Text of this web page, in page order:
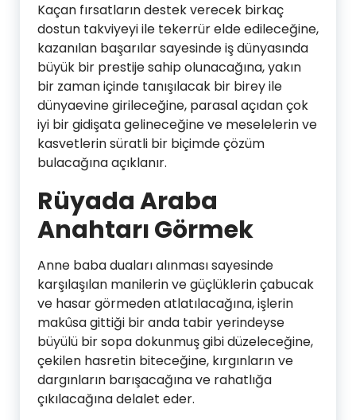
Kaçan fırsatların destek verecek birkaç
dostun takviyeyi ile tekerrür elde edileceğine,
kazanılan başarılar sayesinde iş dünyasında
büyük bir prestije sahip olunacağına, yakın
bir zaman içinde tanışılacak bir birey ile
dünyaevine girileceğine, parasal açıdan çok
iyi bir gidişata gelineceğine ve meselelerin ve
kasvetlerin süratli bir biçimde çözüm
bulacağına açıklanır.
Rüyada Araba
Anahtarı Görmek
Anne baba duaları alınması sayesinde
karşılaşılan manilerin ve güçlüklerin çabucak
ve hasar görmeden atlatılacağına, işlerin
makûsa gittiği bir anda tabir yerindeyse
büyülü bir sopa dokunmuş gibi düzeleceğine,
çekilen hasretin biteceğine, kırgınların ve
dargınların barışacağına ve rahatlığa
çıkılacağına delalet eder.